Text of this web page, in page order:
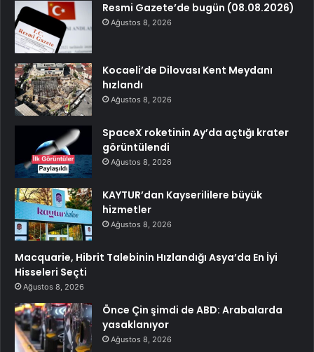
Resmi Gazete’de bugün (08.08.2026)
Ağustos 8, 2026
Kocaeli’de Dilovası Kent Meydanı
hızlandı
Ağustos 8, 2026
SpaceX roketinin Ay’da açtığı krater
görüntülendi
Ağustos 8, 2026
KAYTUR’dan Kayserililere büyük
hizmetler
Ağustos 8, 2026
Macquarie, Hibrit Talebinin Hızlandığı Asya’da En İyi
Hisseleri Seçti
Ağustos 8, 2026
Önce Çin şimdi de ABD: Arabalarda
yasaklanıyor
Ağustos 8, 2026